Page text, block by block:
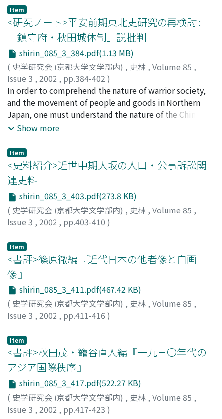
ティロールの「愛邦主義」は、中央集権化を推進する国家
官僚機構や、イタリア語住民が居住するヴェルシュ地域、
そして宗教・教育への国家介入などを「他者」とする中で
形成される。ただし、「愛邦主義」の根拠となったのは
「民族」ではなく、領邦と君主との契約の総体である「国
法」であった。ヴェルシュ地域との関係は、ワイン利害に
代表される具体的な利害関係に規定されており、ヴェルシ
ュ地域が国制から排除されたのも、「国法」に基づく地域
的自治の伝統が根拠とされている。また、「ドイツ」やハ
プスブルク帝国とのつながりは否定される一方、「国法」
を保証する存在としてのハプスブルク君主には忠実である
ハプスブルク帝国の国家統合においては、「国法」を論拠
とした各領邦の自立性の主張が常に問題となっていた。
Item
<研究ノート>平安前期東北史研究の再検討 :
「鎮守府・秋田城体制」説批判
shirin_085_3_384.pdf(1.13 MB)
( 史学研究会 (京都大学文学部内) , 史林 , Volume 85 ,
Issue 3 , 2002 , pp.384-402 )
渕原, 智幸;FUCHIHARA, Tomoyuki;フチハラ, トモユキ
In order to comprehend the nature of warrior society,
and the movement of people and goods in Northern
Japan, one must understand the nature of the Chinjufu
headquarters of far north, and the Akita castle. From the
describe Northern Japan as the 'Independent State of
Ou (Mutsu and Dewa provinces).' Nevertheless, from
the 1980s until the present, the situation in Northern
Japan has been characterized as the Chinjufu-Akita
castle system', whereby northern Ou was administered
by the Chinjufu and Akita castle. In other words, the
Chinjufu and Akita castle were the equivalent of a
administered southern Ou. Much of his latter
interpretation stems from the notion that six
autonomous discricts existed in Northern Japan
throughout the tenth century. An examination of the
sources reveals, however, that the northernmost four of
these six discricts no longer existed at this time. Even
though several noted scholars of ancient Japan
can be verified through reliable historical records.
Instead, they were abolished sometime prior to the
tenth century. This article thus reveals that the
autonomous four northernmost districts of Mutsu did
not exist. Hence the notion that they were governed by
the Chinjufu (and indeed the very Chinjufu Akita castle
system) becomes untenable.
Show more
Item
<史料紹介>近世中期大坂の人口・公事訴訟関
連史料
shirin_085_3_403.pdf(273.8 KB)
( 史学研究会 (京都大学文学部内) , 史林 , Volume 85 ,
Issue 3 , 2002 , pp.403-410 )
Item
<書評>篠原徹編『近代日本の他者像と自画
像』
shirin_085_3_411.pdf(467.42 KB)
( 史学研究会 (京都大学文学部内) , 史林 , Volume 85 ,
Issue 3 , 2002 , pp.411-416 )
Item
<書評>秋田茂・籠谷直人編『一九三〇年代の
アジア国際秩序』
shirin_085_3_417.pdf(522.27 KB)
( 史学研究会 (京都大学文学部内) , 史林 , Volume 85 ,
Issue 3 , 2002 , pp.417-423 )